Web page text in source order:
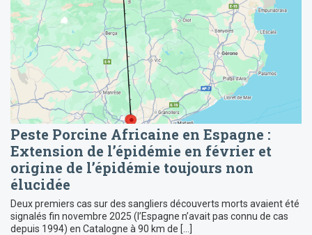
Peste Porcine Africaine en Espagne :
Extension de l’épidémie en février et
origine de l’épidémie toujours non
élucidée
Deux premiers cas sur des sangliers découverts morts avaient été
signalés fin novembre 2025 (l’Espagne n’avait pas connu de cas
depuis 1994) en Catalogne à 90 km de […]